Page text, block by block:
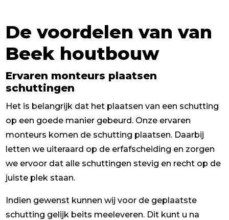
De voordelen van van
Beek houtbouw
Ervaren monteurs plaatsen
schuttingen
Het is belangrijk dat het plaatsen van een schutting
op een goede manier gebeurd. Onze ervaren
monteurs komen de schutting plaatsen. Daarbij
letten we uiteraard op de erfafscheiding en zorgen
we ervoor dat alle schuttingen stevig en recht op de
juiste plek staan.
Indien gewenst kunnen wij voor de geplaatste
schutting gelijk beits meeleveren. Dit kunt u na